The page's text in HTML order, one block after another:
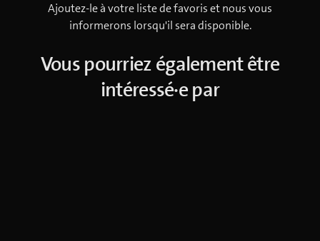
Ajoutez-le à votre liste de favoris et nous vous
informerons lorsqu'il sera disponible.
Vous pourriez également être
intéressé·e par